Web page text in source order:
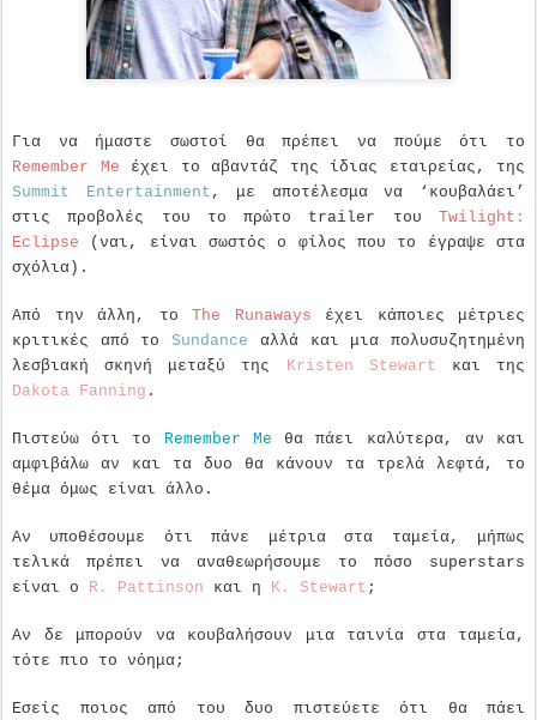
Για να ήμαστε σωστοί θα πρέπει να πούμε ότι το
Remember Me έχει το αβαντάζ της ίδιας εταιρείας, της
Summit Entertainment , με αποτέλεσμα να ‘κουβαλάει’
στις προβολές του το πρώτο trailer του Twilight:
Eclipse (ναι, είναι σωστός ο φίλος που το έγραψε στα
σχόλια).
Από την άλλη, το The Runaways έχει κάποιες μέτριες
κριτικές από το Sundance αλλά και μια πολυσυζητημένη
λεσβιακή σκηνή μεταξύ της
Kristen Stewart και της
Dakota Fanning .
Πιστεύω ότι το Remember Me θα πάει καλύτερα, αν και
αμφιβάλω αν και τα δυο θα κάνουν τα τρελά λεφτά, το
θέμα όμως είναι άλλο.
Αν υποθέσουμε ότι πάνε μέτρια στα ταμεία, μήπως
τελικά πρέπει να αναθεωρήσουμε το πόσο superstars
είναι ο
R. Pattinson και η K. Stewart ;
Αν δε μπορούν να κουβαλήσουν μια ταινία στα ταμεία,
τότε πιο το νόημα;
Εσείς ποιος από του δυο πιστεύετε ότι θα πάει